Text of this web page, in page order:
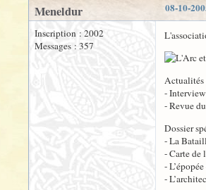
08-10-
Meneldur
Inscription : 2002
Messages : 357
Actualités
-
- Revue
Dossier
- La
- Carte de
-
-